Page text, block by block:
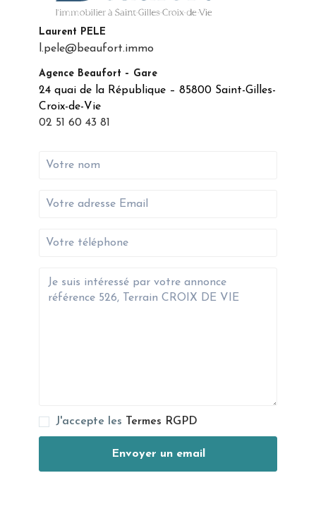
Laurent PELE
l.pele@beaufort.immo
Agence Beaufort – Gare
24 quai de la République – 85800 Saint-Gilles-
Croix-de-Vie
02 51 60 43 81
J'accepte les Termes RGPD